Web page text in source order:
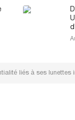
liés à ses lunettes